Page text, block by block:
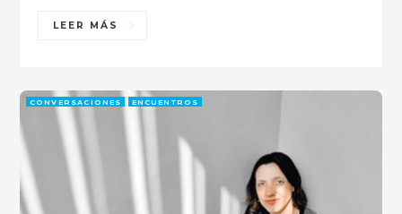
LEER MÁS
CONVERSACIONES ENCUENTROS